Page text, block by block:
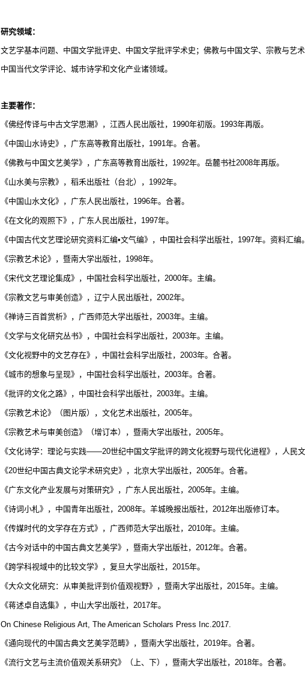
研究领域：
文艺学基本问题、中国文学批评史、中国文学批评学术史；佛教与中国文学、宗教与艺
中国当代文学评论、城市诗学和文化产业诸领域。
主要著作：
《佛经传译与中古文学思潮》，江西人民出版社， 1990年初版。 1993年再版。
《中国山水诗史》，广东高等教育出版社， 1991 年。合著。
《佛教与中国文艺美学》，广东高等教育出版社， 1992年。岳麓书社2008年再版。
《山水美与宗教》，稻禾出版社（台北）， 1992年。
《中国山水文化》，广东人民出版社， 1996年。合著。
《在文化的观照下》，广东人民出版社， 1997年。
《中国古代文艺理论研究资料汇编•文气编》，中国社会科学出版社， 1997年。资料汇编。
《宗教艺术论》，暨南大学出版社， 1998年。
《宋代文艺理论集成》，中国社会科学出版社， 2000年。主编。
《宗教文艺与审美创造》，辽宁人民出版社， 2002年。
《禅诗三百首赏析》，广西师范大学出版社， 2003年。主编。
《文学与文化研究丛书》，中国社会科学出版社， 2003年。主编。
《文化视野中的文艺存在》，中国社会科学出版社， 2003年。合著。
《城市的想象与呈现》，中国社会科学出版社， 2003年。合著。
《批评的文化之路》，中国社会科学出版社， 2003年。主编。
《宗教艺术论》（图片版），文化艺术出版社， 2005年。
《宗教艺术与审美创造》（增订本），暨南大学出版社， 2005年。
《文化诗学：理论与实践——20世纪中国文学批评的跨文化视野与现代化进程》，人民文
《20世纪中国古典文论学术研究史》，北京大学出版社， 2005年。合著。
《广东文化产业发展与对策研究》，广东人民出版社， 2005年。主编。
《诗词小札》，中国青年出版社， 2008年。羊城晚报出版社， 2012年出版修订本。
《传媒时代的文学存在方式》，广西师范大学出版社， 2010年。主编。
《古今对话中的中国古典文艺美学》，暨南大学出版社， 2012年。合著。
《跨学科视域中的比较文学》，复旦大学出版社， 2015年。
《大众文化研究：从审美批评到价值观视野》，暨南大学出版社， 2015年。主编。
《蒋述卓自选集》，中山大学出版社， 2017年。
On Chinese Religious Art, The American Scholars Press Inc.2017.
《通向现代的中国古典文艺美学范畴》，暨南大学出版社， 2019年。合著。
《流行文艺与主流价值观关系研究》（上、下），暨南大学出版社， 2018年。合著。